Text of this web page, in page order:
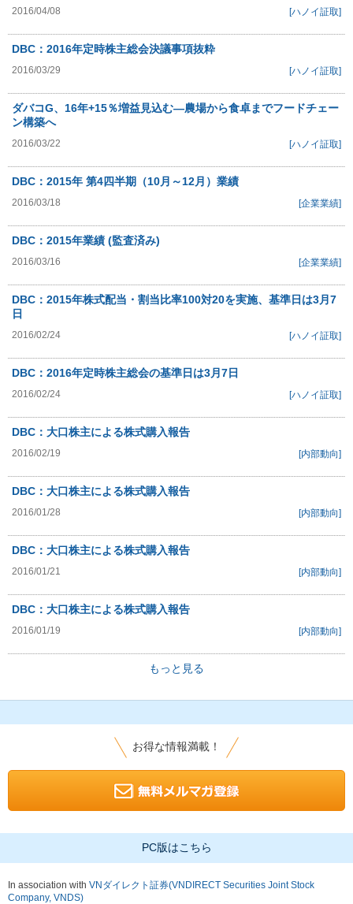
2016/04/08 [ハノイ証取]
DBC：2016年定時株主総会決議事項抜粋
2016/03/29 [ハノイ証取]
ダバコG、16年+15％増益見込む―農場から食卓までフードチェー
ン構築へ
2016/03/22 [ハノイ証取]
DBC：2015年 第4四半期（10月～12月）業績
2016/03/18 [企業業績]
DBC：2015年業績 (監査済み)
2016/03/16 [企業業績]
DBC：2015年株式配当・割当比率100対20を実施、基準日は3月7
日
2016/02/24 [ハノイ証取]
DBC：2016年定時株主総会の基準日は3月7日
2016/02/24 [ハノイ証取]
DBC：大口株主による株式購入報告
2016/02/19 [内部動向]
DBC：大口株主による株式購入報告
2016/01/28 [内部動向]
DBC：大口株主による株式購入報告
2016/01/21 [内部動向]
DBC：大口株主による株式購入報告
2016/01/19 [内部動向]
もっと見る
お得な情報満載！
PC版はこちら
In association with VNダイレクト証券(VNDIRECT Securities Joint Stock
Company, VNDS)